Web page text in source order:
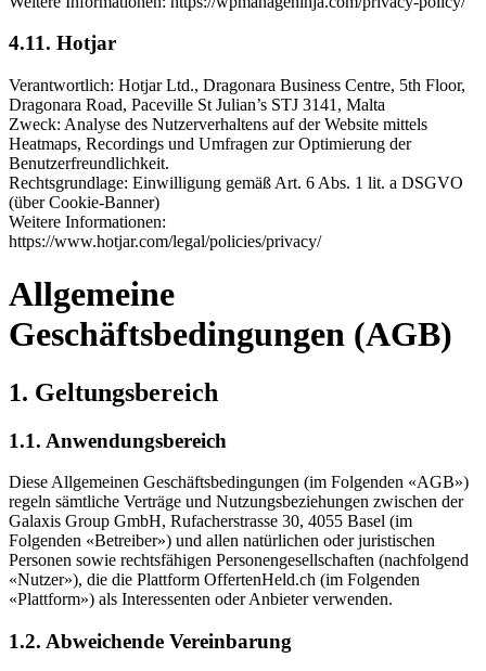
4.11. Hotjar
Verantwortlich: Hotjar Ltd., Dragonara Business Centre, 5th Floor,
Dragonara Road, Paceville St Julian’s STJ 3141, Malta
Zweck: Analyse des Nutzerverhaltens auf der Website mittels
Heatmaps, Recordings und Umfragen zur Optimierung der
Benutzerfreundlichkeit.
Rechtsgrundlage: Einwilligung gemäß Art. 6 Abs. 1 lit. a DSGVO
(über Cookie-Banner)
Weitere Informationen:
https://www.hotjar.com/legal/policies/privacy/
Allgemeine
Geschäftsbedingungen (AGB)
1. Geltungsbereich
1.1. Anwendungsbereich
Diese Allgemeinen Geschäftsbedingungen (im Folgenden «AGB»)
regeln sämtliche Verträge und Nutzungsbeziehungen zwischen der
Galaxis Group GmbH, Rufacherstrasse 30, 4055 Basel (im
Folgenden «Betreiber») und allen natürlichen oder juristischen
Personen sowie rechtsfähigen Personengesellschaften (nachfolgend
«Nutzer»), die die Plattform OffertenHeld.ch (im Folgenden
«Plattform») als Interessenten oder Anbieter verwenden.
1.2. Abweichende Vereinbarung